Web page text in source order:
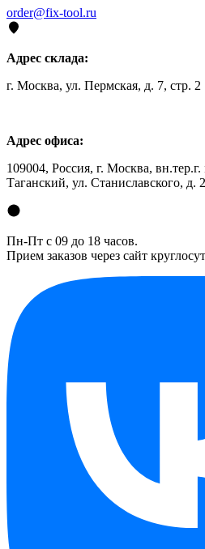
order@fix-tool.ru
Адрес склада:
г. Москва, ул. Пермская, д. 7, стр. 2
Адрес офиса:
109004, Россия, г. Москва,
Таганский, ул. Станиславского,
Пн-Пт с 09 до 18 часов.
Прием заказов через сайт